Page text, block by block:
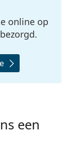
online op
een